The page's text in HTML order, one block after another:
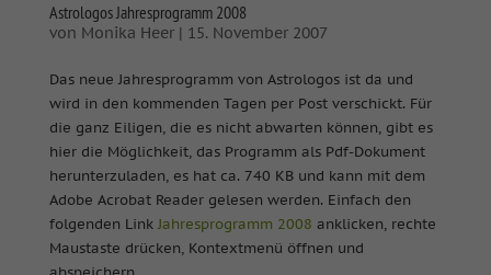
Astrologos Jahresprogramm 2008
von Monika Heer| 15. November 2007
Das neue Jahresprogramm von Astrologos ist da und
wird in den kommenden Tagen per Post verschickt. Für
die ganz Eiligen, die es nicht abwarten können, gibt es
hier die Möglichkeit, das Programm als Pdf-Dokument
herunterzuladen, es hat ca. 740 KB und kann mit dem
Adobe Acrobat Reader gelesen werden. Einfach den
folgenden LinkJahresprogramm 2008 anklicken, rechte
Maustaste drücken, Kontextmenü öffnen und